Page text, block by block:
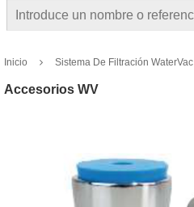
Inicio Sistema De Filtración WaterVac
Accesorios WV